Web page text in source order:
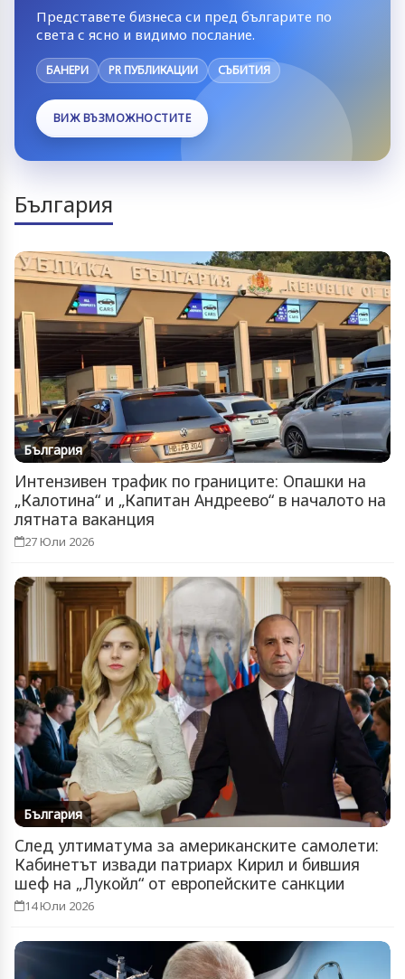
Представете бизнеса си пред българите по
света с ясно и видимо послание.
БАНЕРИ PR ПУБЛИКАЦИИ СЪБИТИЯ
ВИЖ ВЪЗМОЖНОСТИТЕ
България
България
Интензивен трафик по границите: Опашки на
„Калотина“ и „Капитан Андреево“ в началото на
лятната ваканция
27 Юли 2026
България
След ултиматума за американските самолети:
Кабинетът извади патриарх Кирил и бившия
шеф на „Лукойл“ от европейските санкции
14 Юли 2026